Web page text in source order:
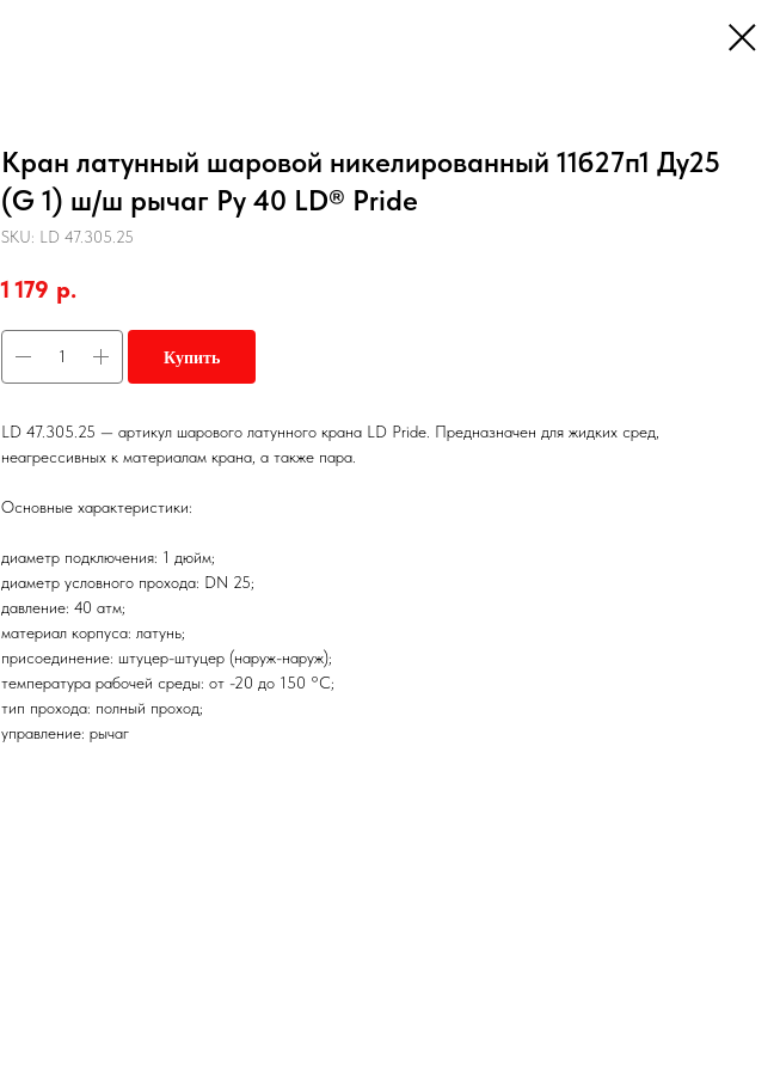
Кран латунный шаровой никелированный 11б27п1 Ду25
(G 1) ш/ш рычаг Ру 40 LD® Pride
SKU: LD 47.305.25
1 179 р.
Купить
LD 47.305.25 — артикул шарового латунного крана LD Pride. Предназначен для жидких сред,
неагрессивных к материалам крана, а также пара.
Основные характеристики:
диаметр подключения: 1 дюйм;
диаметр условного прохода: DN 25;
давление: 40 атм;
материал корпуса: латунь;
присоединение: штуцер-штуцер (наруж-наруж);
температура рабочей среды: от -20 до 150 °С;
тип прохода: полный проход;
управление: рычаг